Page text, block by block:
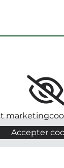
Accepter